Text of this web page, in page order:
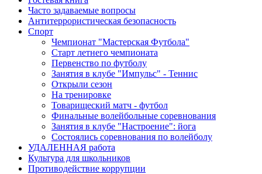
Часто задаваемые вопросы
Антитеррористическая безопасность
Спорт
Чемпионат "Мастерская Футбола"
Старт летнего чемпионата
Первенство по футболу
Занятия в клубе "Импульс" - Теннис
Открыли сезон
На тренировке
Товарищеский матч - футбол
Финальные волейбольные соревнования
Занятия в клубе "Настроение": йога
Состоялись соревнования по волейболу
УДАЛЕННАЯ работа
Культура для школьников
Противодействие коррупции